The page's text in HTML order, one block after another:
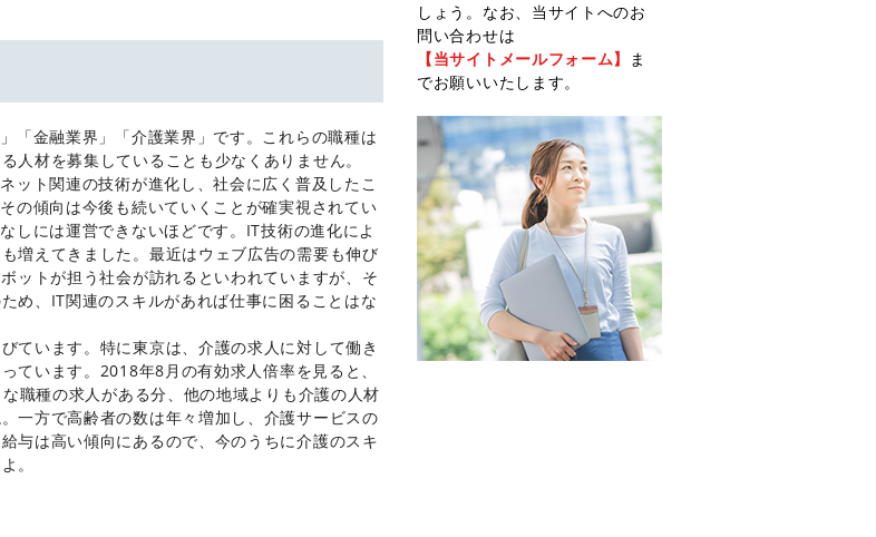
「金融業界」「介護業界」です。これらの職種は
人材を募集していることも少なくありません。
ット関連の技術が進化し、社会に広く普及したこ
の傾向は今後も続いていくことが確実視されてい
しには運営できないほどです。IT技術の進化によ
増えてきました。最近はウェブ広告の需要も伸び
ットが担う社会が訪れるといわれていますが、そ
め、IT関連のスキルがあれば仕事に困ることはな
ています。特に東京は、介護の求人に対して働き
ています。2018年8月の有効求人倍率を見ると、
職種の求人がある分、他の地域よりも介護の人材
一方で高齢者の数は年々増加し、介護サービスの
与は高い傾向にあるので、今のうちに介護のスキ
。
しょう。なお、当サイトへのお
問い合わせは
【当サイトメールフォーム】 ま
でお願いいたします。